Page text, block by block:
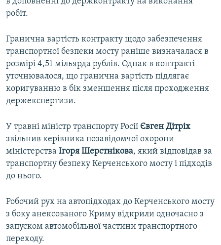
робіт.
Гранична вартість контракту щодо забезпечення
транспортної безпеки мосту раніше визначалася в
розмірі 4,51 мільярда рублів. Однак в контракті
уточнювалося, що гранична вартість підлягає
коригуванню в бік зменшення після проходження
держекспертизи.
У травні міністр транспорту Росії Євген Дітріх
звільнив керівника позавідомчої охорони
міністерства Ігоря Шерстнікова, який відповідав за
транспортну безпеку Керченського мосту і підходів
до нього.
Робочий рух на автопідходах до Керченського мосту
з боку анексованого Криму відкрили одночасно з
запуском автомобільної частини транспортного
переходу.